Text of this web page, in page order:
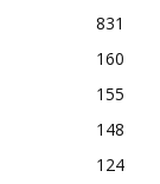
831
160
155
148
124